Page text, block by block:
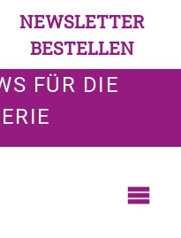
NEWSLETTER
BESTELLEN
FÜR DIE